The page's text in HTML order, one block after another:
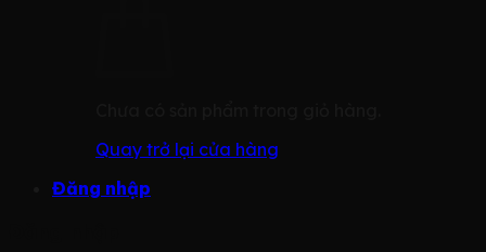
Quay trở lại cửa hàng
Đăng nhập